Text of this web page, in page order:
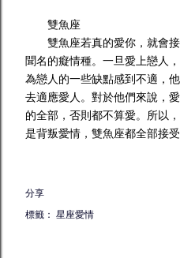
雙魚座
雙魚座若真的愛你，就會接
聞名的癡情種。一旦愛上戀人
為戀人的一些缺點感到不適，
去適應愛人。對於他們來說，
的全部，否則都不算愛。所以
是背叛愛情，雙魚座都全部接受
分享
標籤： 星座愛情